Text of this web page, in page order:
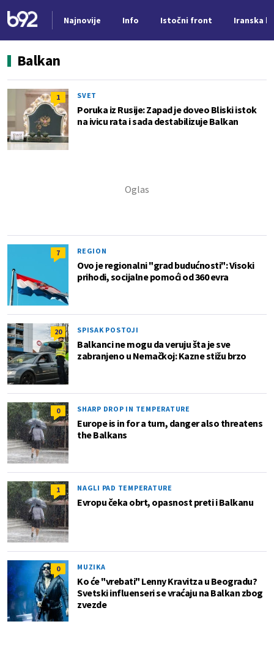
Najnovije Info Istočni front Iranska
Balkan
1 SVET
Poruka iz Rusije: Zapad je doveo Bliski istok
na ivicu rata i sada destabilizuje Balkan
7 REGION
Ovo je regionalni "grad budućnosti": Visoki
prihodi, socijalne pomoći od 360 evra
20 SPISAK POSTOJI
Balkanci ne mogu da veruju šta je sve
zabranjeno u Nemačkoj: Kazne stižu brzo
0 SHARP DROP IN TEMPERATURE
Europe is in for a turn, danger also threatens
the Balkans
1 NAGLI PAD TEMPERATURE
Evropu čeka obrt, opasnost preti i Balkanu
0 MUZIKA
Ko će "vrebati" Lenny Kravitza u Beogradu?
Svetski influenseri se vraćaju na Balkan zbog
zvezde